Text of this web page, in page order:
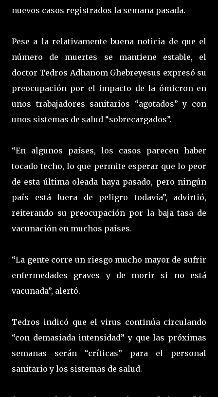
nuevos casos registrados la semana pasada.
Pese a la relativamente buena noticia de que el
número de muertes se mantiene estable, el
doctor Tedros Adhanom Ghebreyesus expresó su
preocupación por el impacto de la ómicron en
unos trabajadores sanitarios “agotados” y con
unos sistemas de salud “sobrecargados”.
“En algunos países, los casos parecen haber
tocado techo, lo que permite esperar que lo peor
de esta última oleada haya pasado, pero ningún
país está fuera de peligro todavía”, advirtió,
reiterando su preocupación por la baja tasa de
vacunación en muchos países.
“La gente corre un riesgo mucho mayor de sufrir
enfermedades graves y de morir si no está
vacunada”, alertó.
Tedros indicó que el virus continúa circulando
“con demasiada intensidad” y que las próximas
semanas serán “críticas” para el personal
sanitario y los sistemas de salud.